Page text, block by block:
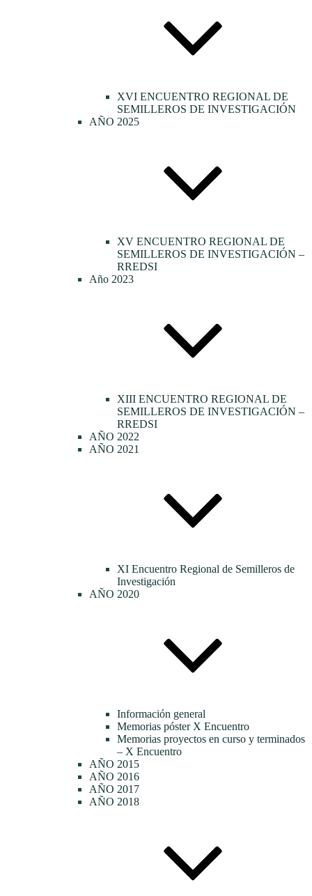
XVI ENCUENTRO REGIONAL DE
SEMILLEROS DE INVESTIGACIÓN
AÑO 2025
XV ENCUENTRO REGIONAL DE
SEMILLEROS DE INVESTIGACIÓN –
RREDSI
Año 2023
XIII ENCUENTRO REGIONAL DE
SEMILLEROS DE INVESTIGACIÓN –
RREDSI
AÑO 2022
AÑO 2021
XI Encuentro Regional de Semilleros de
Investigación
AÑO 2020
Información general
Memorias póster X Encuentro
Memorias proyectos en curso y terminados
– X Encuentro
AÑO 2015
AÑO 2016
AÑO 2017
AÑO 2018